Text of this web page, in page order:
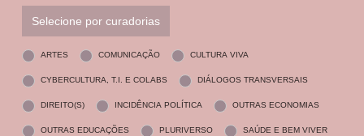
Selecione por curadorias
ARTES COMUNICAÇÃO CULTURA VIVA
CYBERCULTURA, T.I. E COLABS DIÁLOGOS TRANSVERSAIS
DIREITO(S) INCIDÊNCIA POLÍTICA OUTRAS ECONOMIAS
OUTRAS EDUCAÇÕES PLURIVERSO SAÚDE E BEM VIVER